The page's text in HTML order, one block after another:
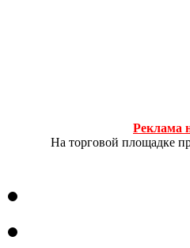
Реклама
На торговой площадке